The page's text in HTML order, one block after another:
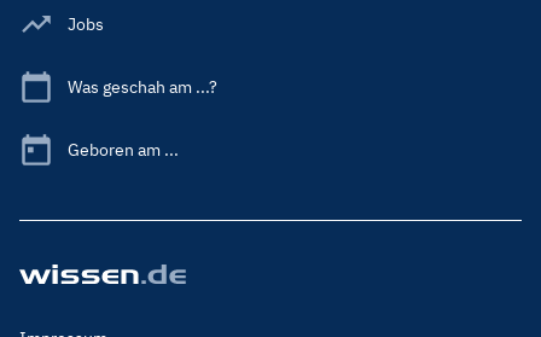
Jobs
Was geschah am ...?
Geboren am ...